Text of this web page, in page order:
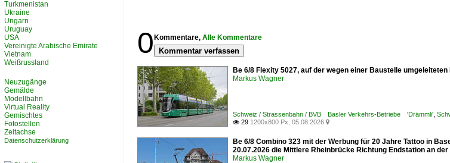
0 Kommentare, Alle Kommentare
Kommentar verfassen
Be 6/8 Flexity 5027, auf der wegen einer Baustelle
Markus Wagner
Schweiz / Strassenbahn / BVB Basler Verkehrs-Betriebe 'Drämmli'
 29 1200x800 Px, 05.08.2026 
Be 6/8 Combino 323 mit der Werbung für 20 Jahre Tattoo in
20.07.2026 die Mittlere Rheinbrücke Richtung Endstation an
Markus Wagner
Turkmenistan
Ukraine
Ungarn
Uruguay
USA
Vereinigte Arabische Emirate
Vietnam
Weißrussland
Neuzugänge
Gemälde
Modellbahn
Virtual Reality
Gemischtes
Fotostellen
Zeitachse
Datenschutzerklärung